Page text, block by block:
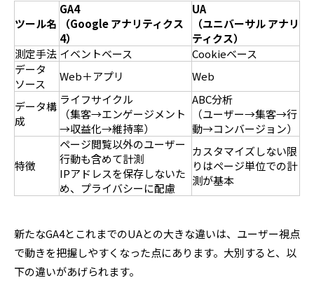
ツール名
GA4
（Google アナリティクス
4）
UA
（ユニバーサル アナリ
ティクス）
測定手法 イベントベース
Cookieベース
データ
ソース
Web＋アプリ Web
データ構
成
ライフサイクル
（集客→エンゲージメント
→収益化→維持率）
ABC分析
（ユーザー→集客→行
動→コンバージョン）
特徴
ページ閲覧以外のユーザー
行動も含めて計測
IPアドレスを保存しないた
め、プライバシーに配慮
カスタマイズしない限
りはページ単位での計
測が基本
新たなGA4とこれまでのUAとの大きな違いは、ユーザー視点
で動きを把握しやすくなった点にあります。大別すると、以
下の違いがあげられます。